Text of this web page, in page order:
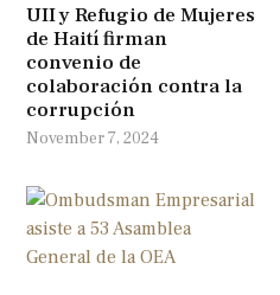
UII y Refugio de Mujeres
de Haití firman
convenio de
colaboración contra la
corrupción
November 7, 2024